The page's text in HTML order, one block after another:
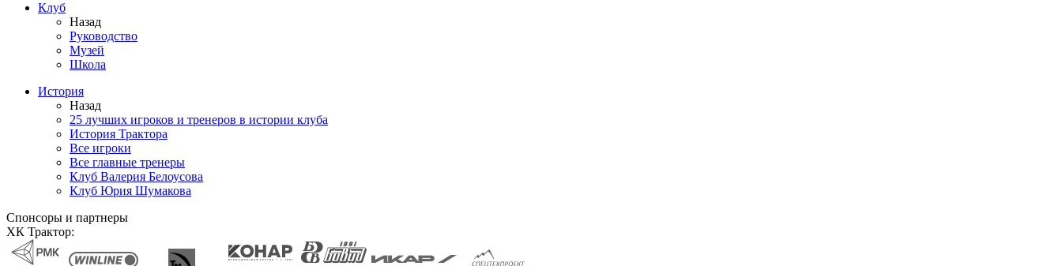
Клуб
Назад
Руководство
Музей
Школа
История
Назад
25 лучших игроков и тренеров в истории клуба
История Трактора
Все игроки
Все главные тренеры
Клуб Валерия Белоусова
Клуб Юрия Шумакова
Спонсоры и партнеры
ХК Трактор: